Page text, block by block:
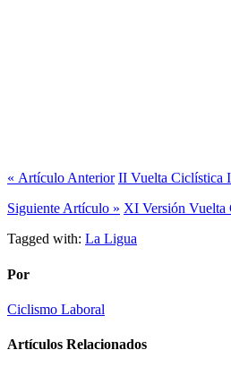
« Artículo Anterior II Vuelta Ciclística
Siguiente Artículo » XI Versión Vuelta
Tagged with: La Ligua
Por
Ciclismo Laboral
Artículos Relacionados